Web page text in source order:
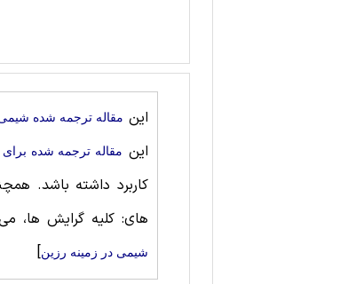
این مقاله ترجمه شده
این مقاله ترجمه شده برای
کاربرد داشته باشد.
های: کلیه گرایش ها،
شيمی در زمینه رزین]